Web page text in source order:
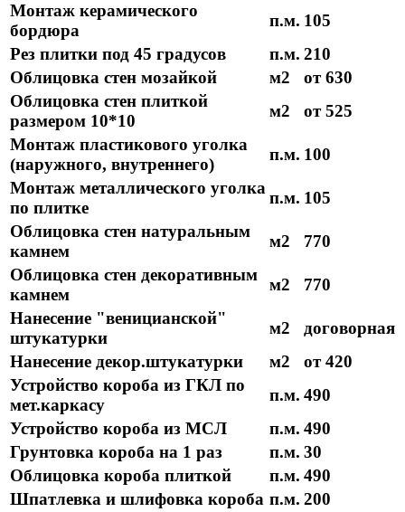
Монтаж керамического
бордюра
п.м. 105
Рез плитки под 45 градусов
п.м. 210
Облицовка стен мозайкой
м2
от 630
Облицовка стен плиткой
размером 10*10
м2
от 525
Монтаж пластикового уголка
(наружного, внутреннего)
п.м. 100
Монтаж металлического уголка
по плитке
п.м. 105
Облицовка стен натуральным
камнем
м2
770
Облицовка стен декоративным
камнем
м2
770
Нанесение "веницианской"
штукатурки
м2
договорная
Нанесение декор.штукатурки
м2
от 420
Устройство короба из ГКЛ по
мет.каркасу
п.м. 490
Устройство короба из МСЛ
п.м. 490
Грунтовка короба на 1 раз
п.м. 30
Облицовка короба плиткой
п.м. 490
Шпатлевка и шлифовка короба п.м. 200